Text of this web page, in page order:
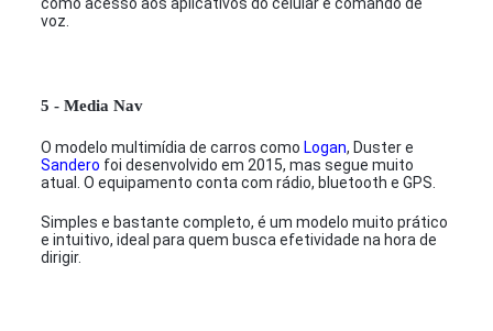
voz.
5 - Media Nav
O modelo multimídia de carros como Logan, Duster e
Sandero foi desenvolvido em 2015, mas segue muito
atual. O equipamento conta com rádio, bluetooth e GPS.
Simples e bastante completo, é um modelo muito prático
e intuitivo, ideal para quem busca efetividade na hora de
dirigir.